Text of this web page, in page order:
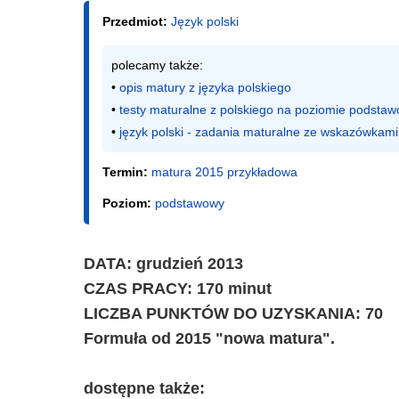
Przedmiot: Język polski
polecamy także:
• opis matury z języka polskiego
• testy maturalne z polskiego na poziomie
• język polski - zadania maturalne ze wskazówkami
Termin: matura 2015 przykładowa
Poziom: podstawowy
DATA: grudzień 2013
CZAS PRACY: 170 minut
LICZBA PUNKTÓW DO UZYSKANIA: 70
Formuła od 2015 "nowa matura".
dostępne także: